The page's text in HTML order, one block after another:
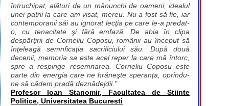
întruchipat, alături de un mănunchi de oameni, idealul
unei patrii la care am visat, mereu. Nu a fost să fie, iar
contemporanii săi au ignorat lecţia pe care le-a predat-
o, cu tenacitate şi fără emfază. De abia în clipa
despărţirii de Corneliu Coposu, românii au început să
înţeleagă semnficaţia sacrificiului său. După două
decenii, memoria sa este acel reper la care mă întorc,
spre a respinge resemnarea. Corneliu Coposu este
parte din energia care ne hrăneşte speranţa, oprindu-
ne să cădem pradă deznădejdii."
Profesor Ioan Stanomir, Facultatea de Stiinte
Politice, Universitatea Bucuresti